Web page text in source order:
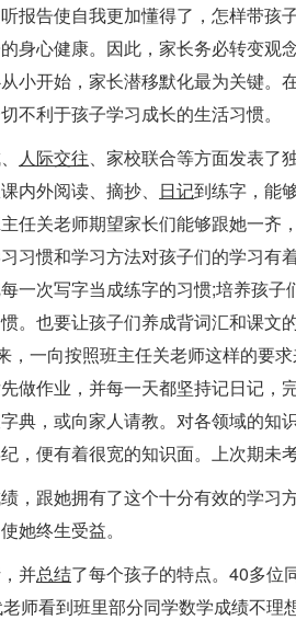
报告使自我更加懂得了，怎样带孩
身心健康。因此，家长务必转变观
小开始，家长潜移默化最为关键。
不利于孩子学习成长的生活习惯。
人际交往、家校联合等方面发表了
内外阅读、摘抄、 日记到练字，能
任关老师期望家长们能够跟她一齐
习惯和学习方法对孩子们的学习有
一次写字当成练字的习惯;培养孩子
。也要让孩子们养成背词汇和课文
一向按照班主任关老师这样的要
做作业，并每一天都坚持记日记，
典，或向家人请教。对各领域的知
，便有着很宽的知识面。上次期未
，跟她拥有了这个十分有效的学习
她终生受益。
并总结了每个孩子的特点。40多位
师看到班里部分同学数学成绩不理